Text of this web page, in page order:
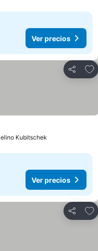
Ver precios
Compartir
Kubitschek
Ver precios
Compartir